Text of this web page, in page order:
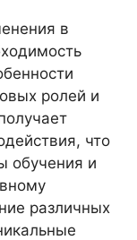
в
ролей и
что
обучения и
различных